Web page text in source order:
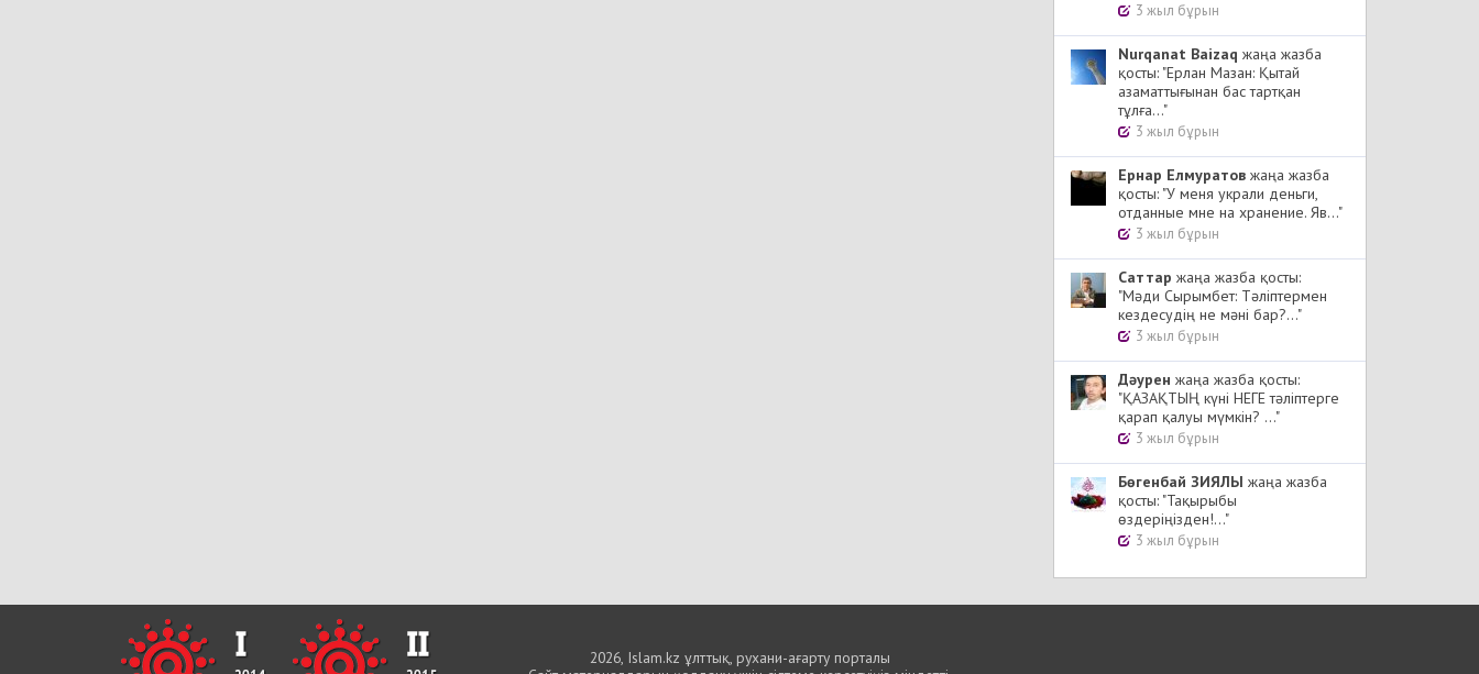
3 жыл бұрын
Nurqanat Baizaq жаңа жазба
қосты: "Ерлан Мазан: Қытай
азаматтығынан бас тартқан
тұлға..."
3 жыл бұрын
Ернар Елмуратов жаңа жазба
қосты: "У меня украли деньги,
отданные мне на хранение. Яв..."
3 жыл бұрын
Cаттар жаңа жазба қосты:
"Мәди Сырымбет: Тәліптермен
кездесудің не мәні бар?..."
3 жыл бұрын
Дәурен жаңа жазба қосты:
"ҚАЗАҚТЫҢ күні НЕГЕ тәліптерге
қарап қалуы мүмкін? ..."
3 жыл бұрын
Бөгенбай ЗИЯЛЫ жаңа жазба
қосты: "Тақырыбы
өздеріңізден!..."
3 жыл бұрын
2026, Islam.kz ұлттық, рухани-ағарту порталы